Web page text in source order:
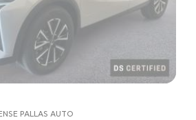
PALLAS AUTO